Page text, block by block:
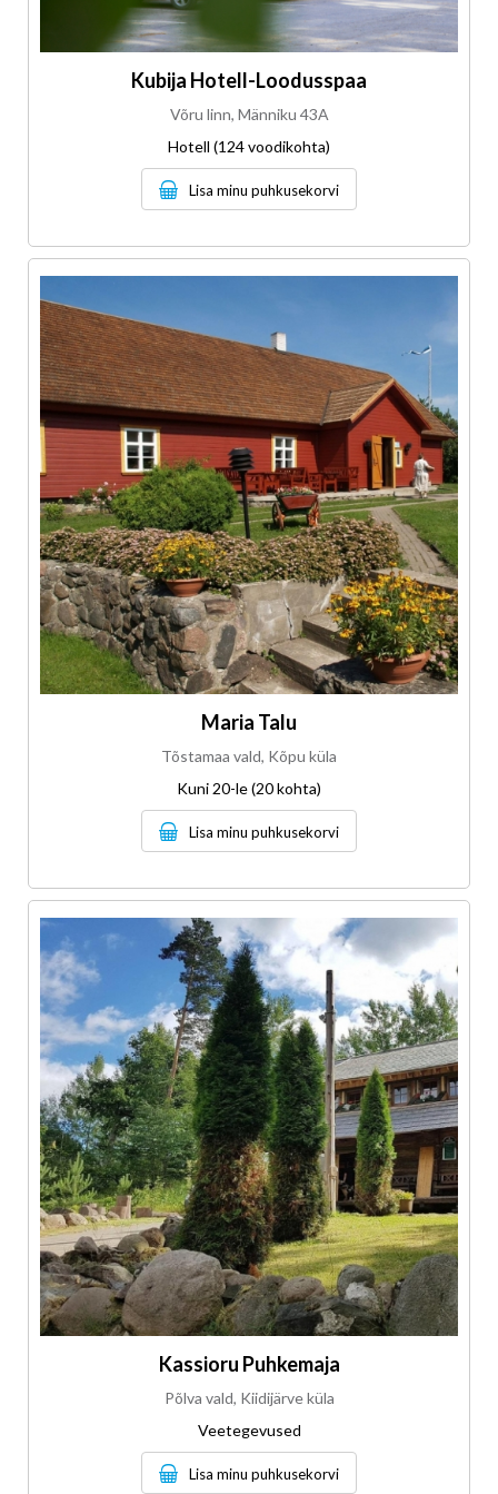
Kubija Hotell-Loodusspaa
Võru linn, Männiku 43A
Hotell (124 voodikohta)
Lisa minu puhkusekorvi
Maria Talu
Tõstamaa vald, Kõpu küla
Kuni 20-le (20 kohta)
Lisa minu puhkusekorvi
Kassioru Puhkemaja
Põlva vald, Kiidijärve küla
Veetegevused
Lisa minu puhkusekorvi